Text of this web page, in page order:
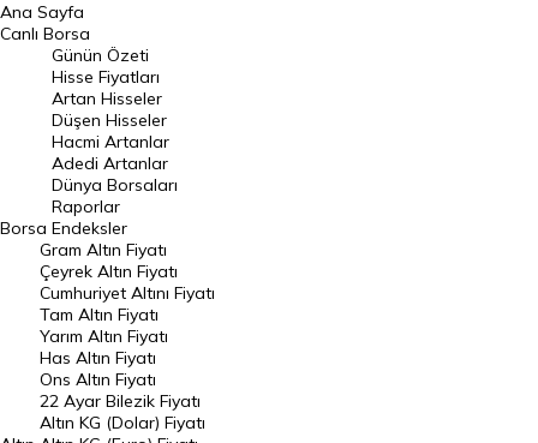
BIST 100 Hisseleri
En Çok Artan Hisseler
En Çok Düşen Hisseler
Hacmi Artanlar
Geçmiş Kapanışlar
Dünya Borsaları
Raporlar
Endeksler
DÖVİZ
Döviz Kuru
Dolar Kuru
Ana Sayfa
Canlı Borsa
Borsa
Günün Özeti
Hisse Fiyatları
Artan Hisseler
Düşen Hisseler
Hacmi Artanlar
Adedi Artanlar
Dünya Borsaları
Raporlar
Endeksler
Gram Altın Fiyatı
Çeyrek Altın Fiyatı
Cumhuriyet Altını Fiyatı
Tam Altın Fiyatı
Yarım Altın Fiyatı
Has Altın Fiyatı
Ons Altın Fiyatı
22 Ayar Bilezik Fiyatı
Altın KG (Dolar) Fiyatı